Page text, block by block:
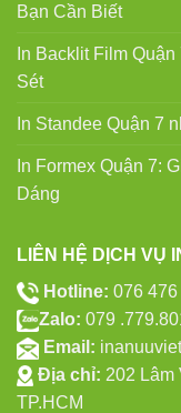
Bạn Cần Biết
In Backlit Film
Sét
In Standee Quận 7
In Formex Quận 7:
Dáng
LIÊN HỆ DỊCH VỤ
Hotline: 076 476
Zalo: 079
Email:
Địa chỉ: 202 Lâm
TP.HCM